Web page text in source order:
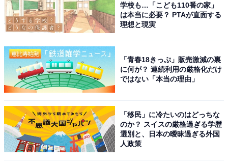
学校も…「こども110番の家」
は本当に必要？ PTAが直面する
理想と現実
「青春18きっぷ」販売激減の裏
に何が？ 連続利用の厳格化だけ
ではない「本当の理由」
「移民」に冷たいのはどっちな
のか？ スイスの厳格過ぎる学歴
選別と、日本の曖昧過ぎる外国
人政策